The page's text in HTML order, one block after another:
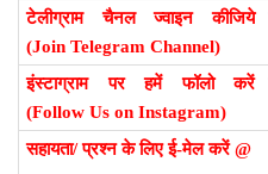
टेलीग्राम चैनल ज्वाइन कीजिये
(Join Telegram Channel)
इंस्टाग्राम पर हमें फॉलो करें
(Follow Us on Instagram)
सहायता/ प्रश्न के लिए ई-मेल करें @